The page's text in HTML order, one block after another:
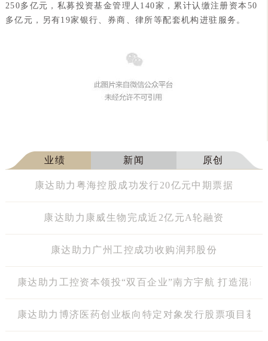
250多亿元，私募投资基金管理人140家，累计认缴注册资本50
多亿元，另有19家银行、券商、律所等配套机构进驻服务。
业绩 新闻 原创
康达助力粤海控股成功发行20亿元中期票据
康达助力康威生物完成近2亿元A轮融资
康达助力广州工控成功收购润邦股份
康达助力工控资本领投“双百企业”南方宇航 打造混改
康达助力博济医药创业板向特定对象发行股票项目获